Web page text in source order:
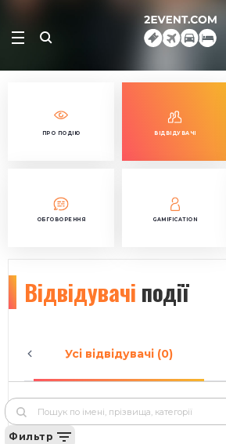
ПРО ПОДІЮ ВІДВІДУВАЧІ
ОБГОВОРЕННЯ GAMIFICATION
Відвідувачі події
Усі відвідувачі (0)
Фильтр